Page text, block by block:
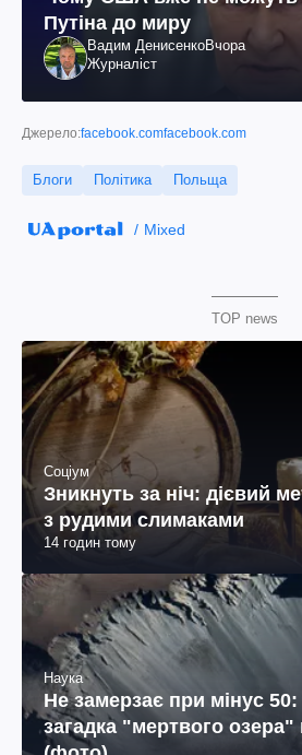
Путіна до миру
Вадим ДенисенкоВчора
Журналіст
Джерело:facebook.comfacebook.com
Блоги Політика Польща
Mixed
TOP news
Соціум
Зникнуть за ніч: дієвий
з рудими слимаками
14 годин тому
Наука
Не замерзає при мінус
загадка "мертвого озера"